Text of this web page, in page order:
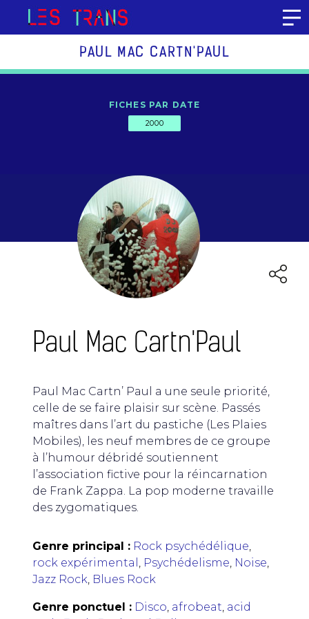
Aller au contenu
PAUL MAC CARTN'PAUL
FICHES PAR DATE
2000
Paul Mac Cartn'Paul
Paul Mac Cartn’ Paul a une seule priorité,
celle de se faire plaisir sur scène. Passés
maîtres dans l’art du pastiche (Les Plaies
Mobiles), les neuf membres de ce groupe
à l’humour débridé soutiennent
l’association fictive pour la réincarnation
de Frank Zappa. La pop moderne travaille
des zygomatiques.
Genre principal : Rock psychédélique,
rock expérimental , Psychédelisme, Noise,
Jazz Rock, Blues Rock
Genre ponctuel : Disco, afrobeat, acid